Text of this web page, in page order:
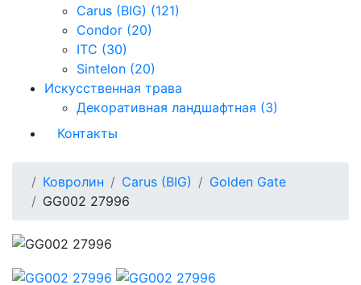
Carus (BIG) (121)
Condor (20)
ITC (30)
Sintelon (20)
Искусственная трава
Декоративная ландшафтная (3)
Контакты
Ковролин Carus (BIG)
Golden Gate
GG002 27996